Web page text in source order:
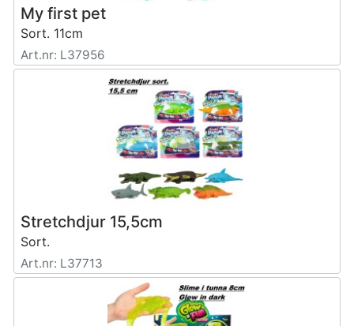
My first pet
Sort. 11cm
Art.nr: L37956
Stretchdjur 15,5cm
Sort.
Art.nr: L37713